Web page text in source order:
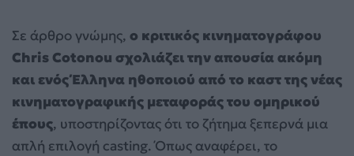
Σε άρθρο γνώμης, ο κριτικός κινηματογράφου
Chris Cotonou σχολιάζει την απουσία ακόμη
και ενός Έλληνα ηθοποιού από το καστ της νέας
κινηματογραφικής μεταφοράς του ομηρικού
έπους, υποστηρίζοντας ότι το ζήτημα ξεπερνά μια
απλή επιλογή casting. Όπως αναφέρει, το